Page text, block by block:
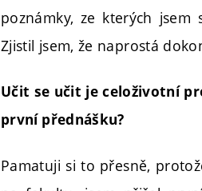
poznámky, ze kterých
Zjistil jsem, že naprostá
Učit se učit je celoživotní
první přednášku?
Pamatuji si to přesně,